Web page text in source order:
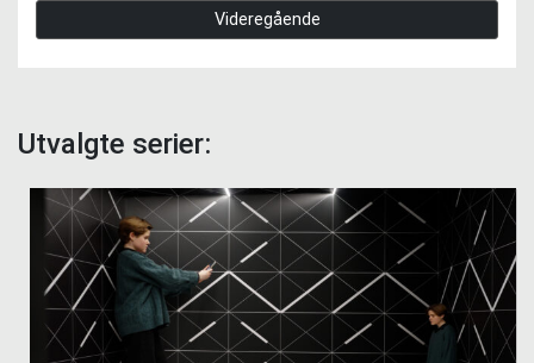
Videregående
Utvalgte serier: